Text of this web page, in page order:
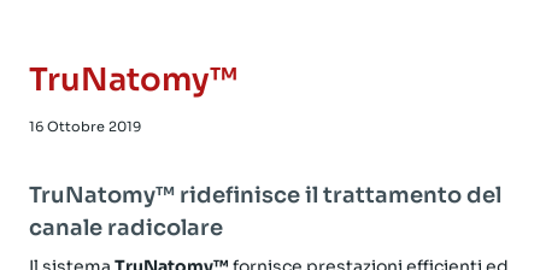
TruNatomy™
16 Ottobre 2019
TruNatomy™ ridefinisce il trattamento del
canale radicolare